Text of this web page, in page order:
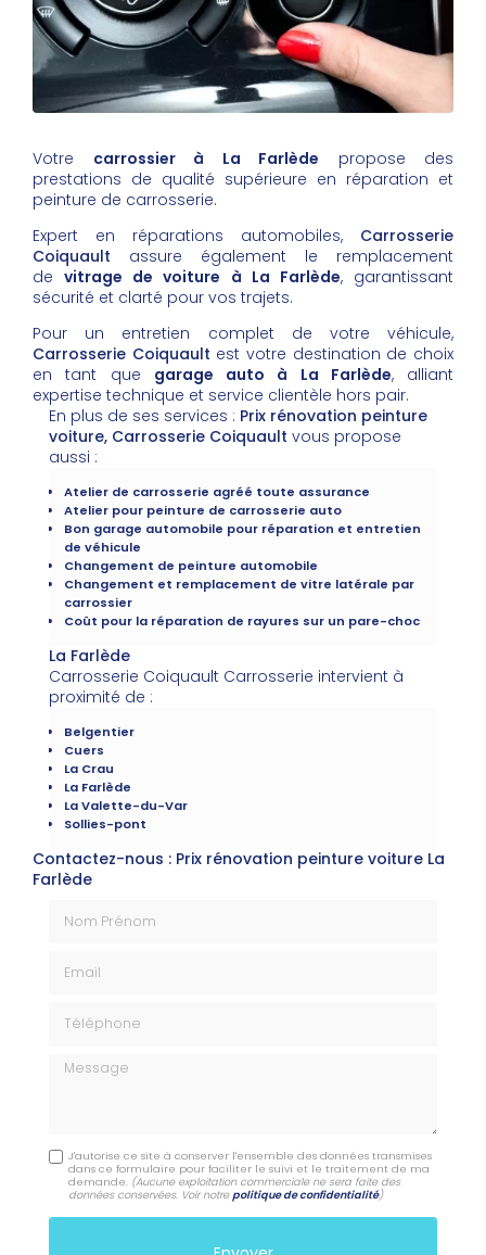
Votre carrossier à La Farlède propose des
prestations de qualité supérieure en réparation et
peinture de carrosserie.
Expert en réparations automobiles, Carrosserie
Coiquault assure également le remplacement
devitrage de voiture à La Farlède, garantissant
sécurité et clarté pour vos trajets.
Pour un entretien complet de votre véhicule,
Carrosserie Coiquault est votre destination de choix
en tant que garage auto à La Farlède, alliant
expertise technique et service clientèle hors pair.
En plus de ses services : Prix rénovation peinture
voiture, Carrosserie Coiquault vous propose
aussi :
Atelier de carrosserie agréé toute assurance
Atelier pour peinture de carrosserie auto
Bon garage automobile pour réparation et entretien
de véhicule
Changement de peinture automobile
Changement et remplacement de vitre latérale par
carrossier
Coût pour la réparation de rayures sur un pare-choc
La Farlède
Carrosserie Coiquault Carrosserie intervient à
proximité de :
Belgentier
Cuers
La Crau
La Farlède
La Valette-du-Var
Sollies-pont
Contactez-nous : Prix rénovation peinture voiture La
Farlède
Message
J'autorise ce site à conserver l'ensemble des données transmises
dans ce formulaire pour faciliter le suivi et le traitement de ma
demande. (Aucune exploitation commerciale ne sera faite des
données conservées. Voir notre politique de confidentialité)